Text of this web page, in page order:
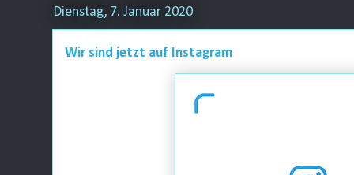
Dienstag, 7. Januar 2020
Wir sind jetzt auf Instagram